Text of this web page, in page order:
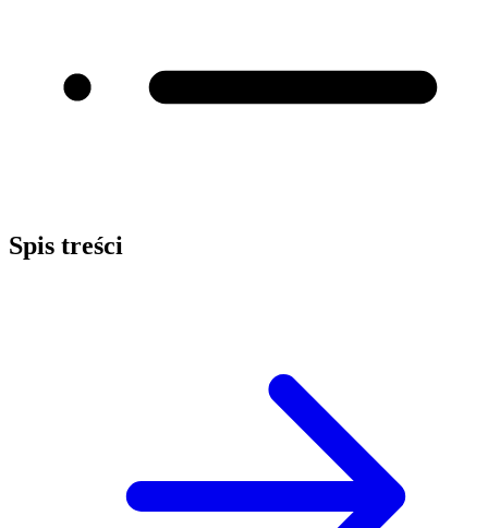
Spis treści